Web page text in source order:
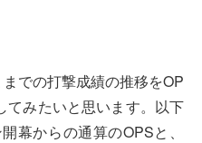
での打撃成績の推移をOP
てみたいと思います。以下
幕からの通算のOPSと、